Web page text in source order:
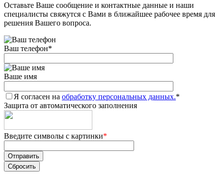
Оставьте Ваше сообщение и контактные данные и наши
специалисты свяжутся с Вами в ближайшее рабочее время для
решения Вашего вопроса.
Ваш телефон*
Ваше имя
Я согласен на обработку персональных данных.*
Защита от автоматического заполнения
Введите символы с картинки*